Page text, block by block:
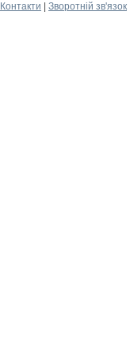
Контакти
Зворотній зв'язок